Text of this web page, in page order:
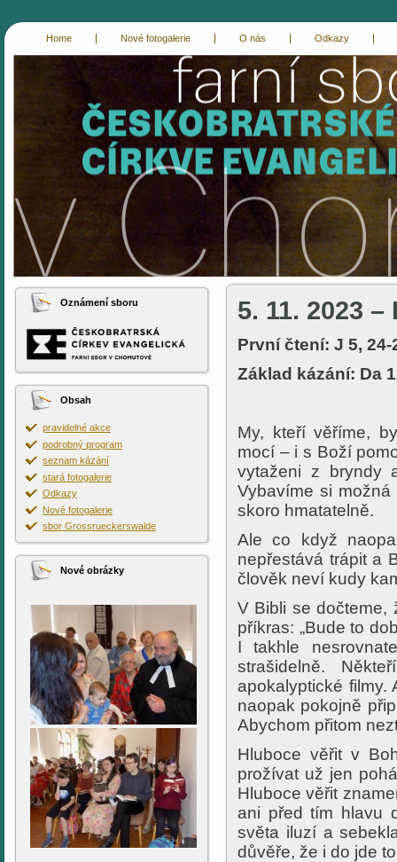
Home Nové fotogalerie O nás Odkazy
Oznámení sboru
Obsah
pravidelné akce
podrobný program
seznam kázání
stará fotogalerie
Odkazy
Nové fotogalerie
sbor Grossrueckerswalde
Nové obrázky
5. 11. 2023 –
První čtení: J 5, 24-
Základ kázání: Da
My, kteří věříme,
mocí – i s Boží
vytaženi z bryndy
Vybavíme si
skoro hmatatelně.
Ale co když
nepřestává trápit a
člověk neví kudy
V Bibli se
příkras: „Bude to
I takhle
strašidelně.
apokalyptické filmy.
naopak pokojně
Abychom přitom
Hluboce věřit v
prožívat už jen
Hluboce věřit
ani před tím hlavu
světa iluzí a
důvěře, že i do jde